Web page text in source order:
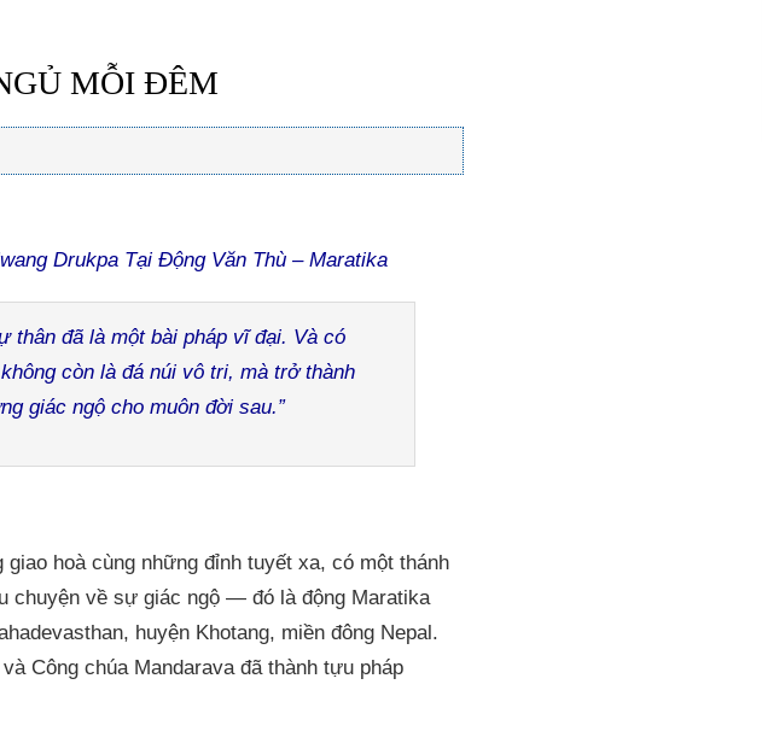
MỖI ĐÊM
Drukpa Tại Động Văn Thù – Maratika
thân đã là một bài pháp vĩ đại. Và có
còn là đá núi vô tri, mà trở thành
giác ngộ cho muôn đời sau.”
hoà cùng những đỉnh tuyết xa, có một thánh
chuyện về sự giác ngộ — đó là động Maratika
huyện Khotang, miền đông Nepal.
Công chúa Mandarava đã thành tựu pháp